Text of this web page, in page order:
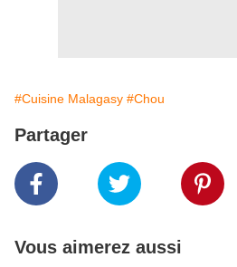
#Cuisine Malagasy #Chou
Partager
Vous aimerez aussi